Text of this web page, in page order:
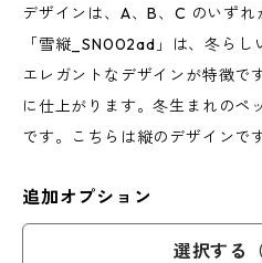
デザインは、A、B、C のいずれ
「雪縦_SN002ad」は、冬らし
エレガントなデザインが特徴で
に仕上がります。冬生まれのペ
です。こちらは縦のデザインです
追加オプション
選択する